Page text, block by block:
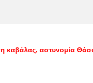
καβάλας αστυνομία